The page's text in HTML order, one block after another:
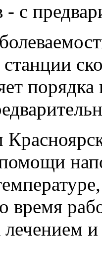
- с
станции
время
лечением